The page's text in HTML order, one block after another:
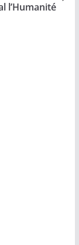
l’Humanité